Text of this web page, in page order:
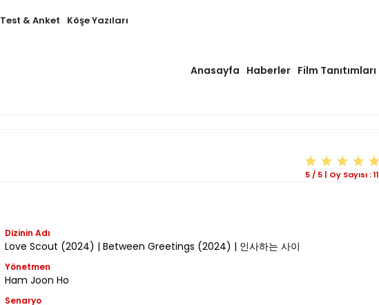
Test & Anket Köşe Yazıları
Anasayfa Haberler Film Tanıtımları
5 / 5 | Oy Sayısı :11
Dizinin Adı
Love Scout (2024) | Between Greetings (2024) | 인사하는 사이
Yönetmen
Ham Joon Ho
Senaryo